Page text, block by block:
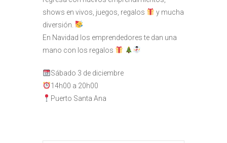
shows en vivos, juegos, regalos
y mucha
diversión.
En Navidad los emprendedores te dan una
mano con los regalos
Sábado 3 de diciembre
14h00 a 20h00
Puerto Santa Ana